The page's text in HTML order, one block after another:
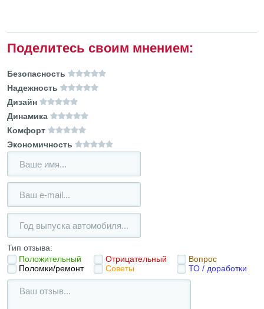
Поделитесь своим мнением:
Безопасность
Надежность
Дизайн
Динамика
Комфорт
Экономичность
Тип отзыва:
Положительный
Отрицательный
Вопрос
Поломки/ремонт
Советы ТО / доработки